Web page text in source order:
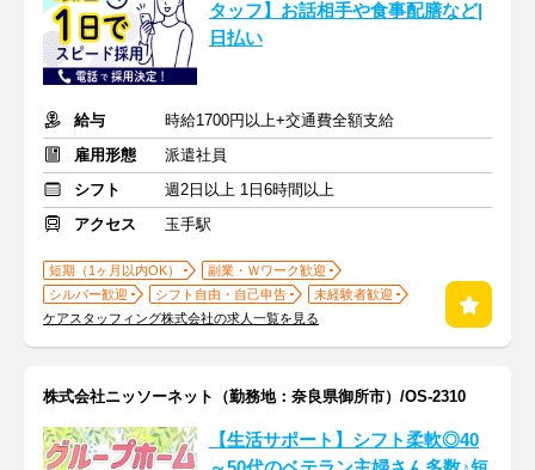
タッフ】お話相手や食事配膳など|
日払い
給与
時給1700円以上+交通費全額支給
雇用形態
派遣社員
シフト
週2日以上 1日6時間以上
アクセス
玉手駅
短期（1ヶ月以内OK）
副業・Ｗワーク歓迎
シルバー歓迎
シフト自由・自己申告
未経験者歓迎
ケアスタッフィング株式会社の求人一覧を見る
株式会社ニッソーネット（勤務地：奈良県御所市）/OS-2310
【生活サポート】シフト柔軟◎40